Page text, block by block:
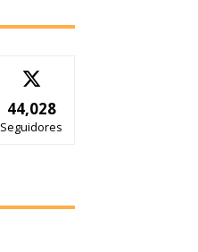
44,028
Seguidores